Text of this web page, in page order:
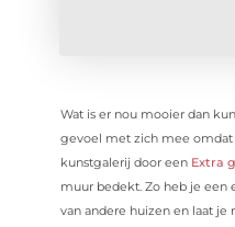
Wat is er nou mooier dan
gevoel met zich mee omdat
kunstgalerij door een Extra
muur bedekt. Zo heb je een
van andere huizen en laat